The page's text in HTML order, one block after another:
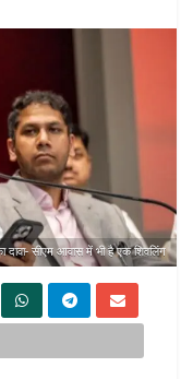
सीएम आवास में भी है एक शिवलिंग